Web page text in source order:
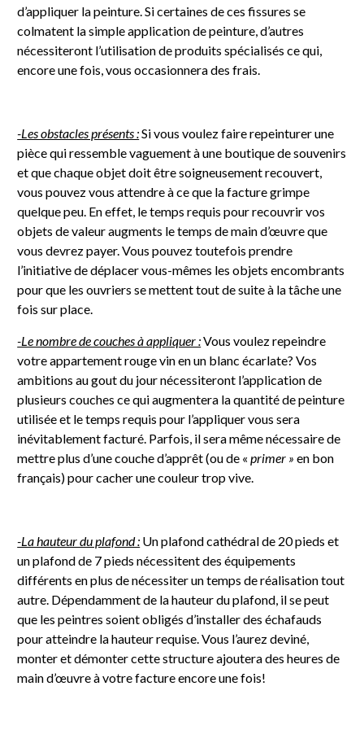
d’appliquer la peinture. Si certaines de ces fissures se
colmatent la simple application de peinture, d’autres
nécessiteront l’utilisation de produits spécialisés ce qui,
encore une fois, vous occasionnera des frais.
-Les obstacles présents :Si vous voulez faire repeinturer une
pièce qui ressemble vaguement à une boutique de souvenirs
et que chaque objet doit être soigneusement recouvert,
vous pouvez vous attendre à ce que la facture grimpe
quelque peu. En effet, le temps requis pour recouvrir vos
objets de valeur augments le temps de main d’œuvre que
vous devrez payer. Vous pouvez toutefois prendre
l’initiative de déplacer vous-mêmes les objets encombrants
pour que les ouvriers se mettent tout de suite à la tâche une
fois sur place.
-Le nombre de couches à appliquer :Vous voulez repeindre
votre appartement rouge vin en un blanc écarlate? Vos
ambitions au gout du jour nécessiteront l’application de
plusieurs couches ce qui augmentera la quantité de peinture
utilisée et le temps requis pour l’appliquer vous sera
inévitablement facturé. Parfois, il sera même nécessaire de
mettre plus d’une couche d’apprêt (ou de «primer » en bon
français) pour cacher une couleur trop vive.
-La hauteur du plafond : Un plafond cathédral de 20 pieds et
un plafond de 7 pieds nécessitent des équipements
différents en plus de nécessiter un temps de réalisation tout
autre. Dépendamment de la hauteur du plafond, il se peut
que les peintres soient obligés d’installer des échafauds
pour atteindre la hauteur requise. Vous l’aurez deviné,
monter et démonter cette structure ajoutera des heures de
main d’œuvre à votre facture encore une fois!